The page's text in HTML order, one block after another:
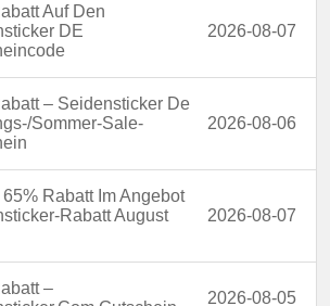
Auf Den
DE
2026-08-07
– Seidensticker De
Sommer-Sale-
2026-08-06
65% Rabatt Im Angebot
Rabatt August
2026-08-07
–
2026-08-05